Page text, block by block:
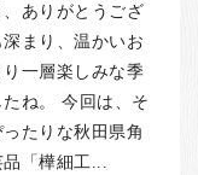
ありがとうござ
まり、温かいお
一層楽しみな季
ね。 今回は、そ
たりな秋田県角
「樺細工...